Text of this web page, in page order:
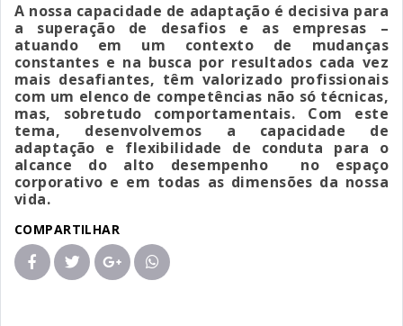
A nossa capacidade de adaptação é decisiva para
a superação de desafios e as empresas –
atuando em um contexto de mudanças
constantes e na busca por resultados cada vez
mais desafiantes, têm valorizado profissionais
com um elenco de competências não só técnicas,
mas, sobretudo comportamentais. Com este
tema, desenvolvemos a capacidade de
adaptação e flexibilidade de conduta para o
alcance do alto desempenho no espaço
corporativo e em todas as dimensões da nossa
vida.
COMPARTILHAR